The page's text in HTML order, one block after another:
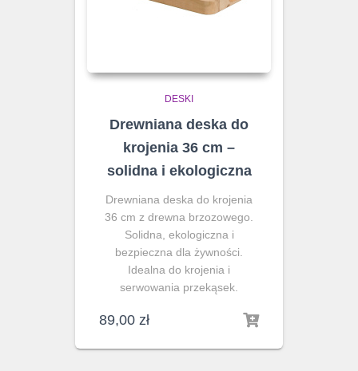
DESKI
Drewniana deska do
krojenia 36 cm –
solidna i ekologiczna
Drewniana deska do krojenia
36 cm z drewna brzozowego.
Solidna, ekologiczna i
bezpieczna dla żywności.
Idealna do krojenia i
serwowania przekąsek.
89,00 zł